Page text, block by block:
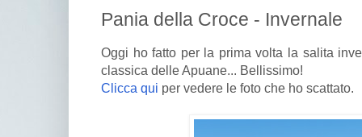
Pania della Croce - Invernale
Oggi ho fatto per la prima volta la salita
classica delle Apuane... Bellissimo!
Clicca qui per vedere le foto che ho scattato.